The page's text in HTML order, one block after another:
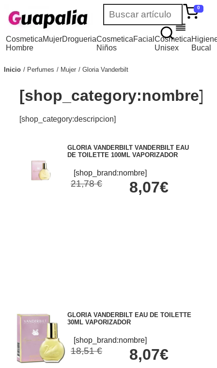
0
Cosmetica
Hombre
MujerDrogueriaCosmetica
Niños
FacialCosmetica
Unisex
Bucal
Inicio Perfumes Mujer Gloria Vanderbilt
[shop_category:nombre]
[shop_category:descripcion]
GLORIA VANDERBILT VANDERBILT EAU
DE TOILETTE 100ML VAPORIZADOR
[shop_brand:nombre]
21,78 € 8,07€
GLORIA VANDERBILT EAU DE TOILETTE
30ML VAPORIZADOR
[shop_brand:nombre]
18,51 € 8,07€